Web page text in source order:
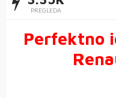
PREGLEDA
Perfektno